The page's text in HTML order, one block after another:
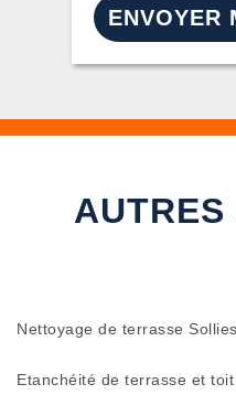
AUTRES
Nettoyage de terrasse
Etanchéité de terrasse et